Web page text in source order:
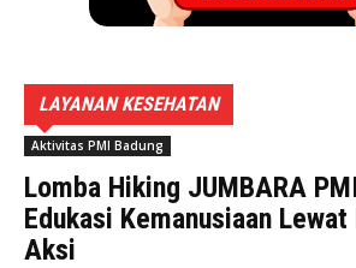
LAYANAN KESEHATAN
Aktivitas PMI Badung
Lomba Hiking JUMBARA
Edukasi Kemanusiaan Lewat
Aksi